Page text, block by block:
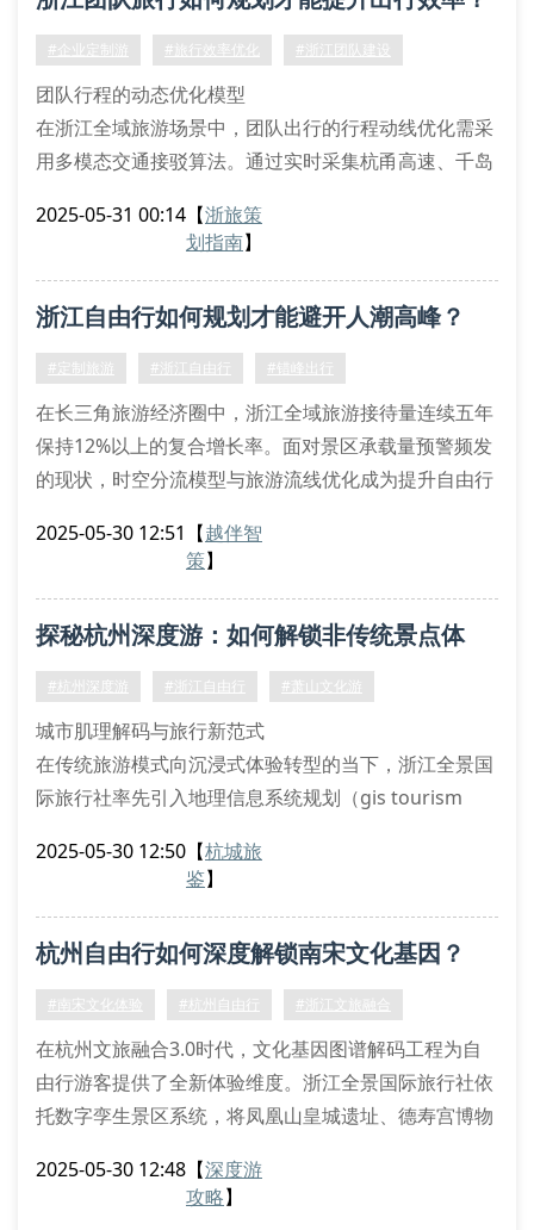
基于离散数学的图论原理，我们开发出tourgraph行程
优化算法。该模型将西湖十景、京杭大运河等37
#企业定制游 #旅行效率优化 #浙江团队建设
团队行程的动态优化模型
在浙江全域旅游场景中，团队出行的行程动线优化需采
用多模态交通接驳算法。通过实时采集杭甬高速、千岛
重组。例如萧山湘湖景区与余杭良渚遗址的联动规划，
需计算客流密度系数与服务设施承载阈值，建立动态化
资源配给的专业化配置
交通资源弹性分配：根据团队规模实施大巴分级调度策
解说系统智能分层：采用ar增强现实导览
2025-05-31 00:14 【浙旅策
划指南】
浙江自由行如何规划才能避开人潮高峰？
#定制旅游 #浙江自由行 #错峰出行
在长三角旅游经济圈中，浙江全域旅游接待量连续五年
保持12%以上的复合增长率。面对景区承载量预警频发
的现状，时空分流模型与旅游流线优化成为提升自由行
一、人潮高峰形成机制解析
力图谱分析发现，传统观光动线与现代网红打卡点的空
间叠合效应是造成局部拥堵的主因。
2025-05-30 12:51 【越伴智
策】
探秘杭州深度游：如何解锁非传统景点体
验？
#杭州深度游 #浙江自由行 #萧山文化游
城市肌理解码与旅行新范式
在传统旅游模式向沉浸式体验转型的当下，浙江全景国
际旅行社率先引入地理信息系统规划（gis tourism
度。萧山衙前农民运动旧址这类二级文化基质的活化利
览，我们提供基于lbs的散客拼团系统（fit
2025-05-30 12:50 【杭城旅
鉴】
杭州自由行如何深度解锁南宋文化基因？
#南宋文化体验 #杭州自由行 #浙江文旅融合
在杭州文旅融合3.0时代，文化基因图谱解码工程为自
由行游客提供了全新体验维度。浙江全景国际旅行社依
托数字孪生景区系统，将凤凰山皇城遗址、德寿宫博物
23.5平方公里的南宋文化沉浸式体验环廊。
基于lbs的增强现实导览系统还原的御街肌理
2025-05-30 12:48 【深度游
攻略】